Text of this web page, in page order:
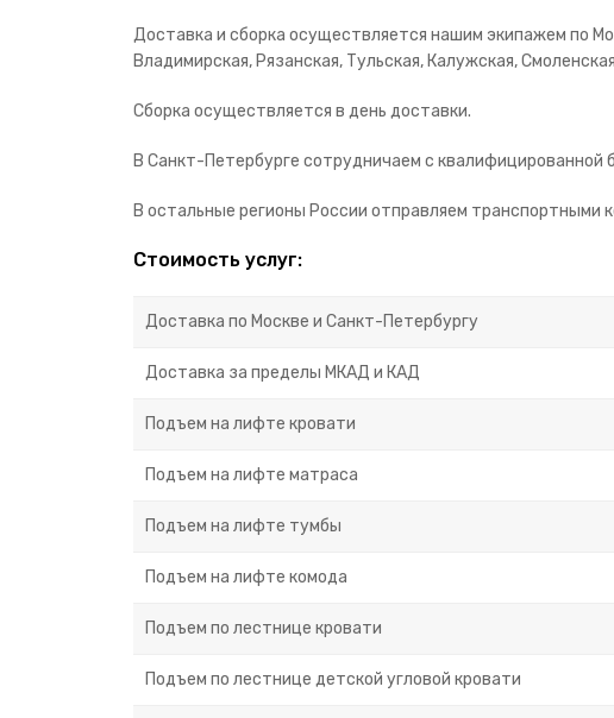
Доставка и сборка осуществляется нашим экипажем по
Владимирская, Рязанская, Тульская, Калужская,
Сборка осуществляется в день доставки.
В Санкт-Петербурге сотрудничаем с квалифицированной
В остальные регионы России отправляем транспортными
Стоимость услуг:
Доставка по Москве и Санкт-Петербургу
Доставка за пределы МКАД и КАД
Подъем на лифте кровати
Подъем на лифте матраса
Подъем на лифте тумбы
Подъем на лифте комода
Подъем по лестнице кровати
Подъем по лестнице детской угловой кровати